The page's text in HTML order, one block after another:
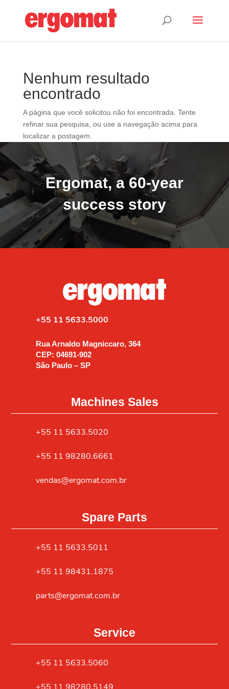
Nenhum resultado
encontrado
A página que você solicitou não foi encontrada. Tente
refinar sua pesquisa, ou use a navegação acima para
localizar a postagem.
Ergomat, a 60-year
success story
+55 11 5633.5000
Rua Arnaldo Magniccaro, 364
CEP: 04691-902
São Paulo – SP
Machines Sales
+55 11 5633.5020
+55 11 98280.6661
vendas@ergomat.com.br
Spare Parts
+55 11 5633.5011
+55 11 98431.1875
parts@ergomat.com.br
Service
+55 11 5633.5060